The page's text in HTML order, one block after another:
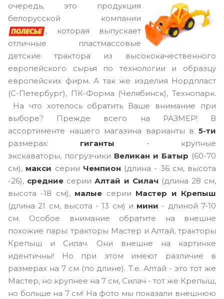
очередь, это продукция
белорусской компании
, которая выпускает
отличные пластмассовые
детские трактора из высококачественного
европейского сырья по технологии и образцу
европейских фирм. А так же изделия Нордпласт
(С-Петербург), ПК-Форма (Челябинск), Технопарк.
На что хотелось обратить Ваше внимание при
выборе? Прежде всего на РАЗМЕР! В
ассортименте нашего магазина варианты в 5-ти
размерах: гиганты - крупные
экскаваторы, погрузчики Великан и Батыр (60-70
см), макси серии Чемпион (длина - 36 см, высота
-26), средние серииАлтай и Силач (длина 28 см,
высота -18 см), малые серии Мастер и Крепыш
(длина 21 см, высота - 13 см) и мини - длиной 7-10
см. Особое внимание обратите на внешне
похожие пары: тракторы Мастер и Алтай, тракторы
Крепыш и Силач. Они внешне на картинке
идентичны! Но при этом имеют различие в
размерах на 7 см (по длине). Т.е. Алтай - это тот же
Мастер, но крупнее на 7 см, Силач - тот же Крепыш,
но больше на 7 см! На фото мы показали внешнюю